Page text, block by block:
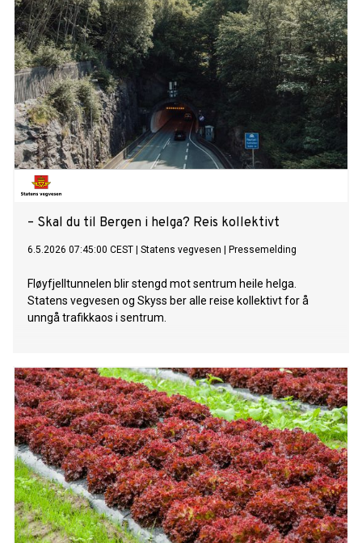
– Skal du til Bergen i helga? Reis kollektivt
6.5.2026 07:45:00 CEST Statens vegvesen Pressemelding
Fløyfjelltunnelen blir stengd mot sentrum heile helga.
Statens vegvesen og Skyss ber alle reise kollektivt for å
unngå trafikkaos i sentrum.